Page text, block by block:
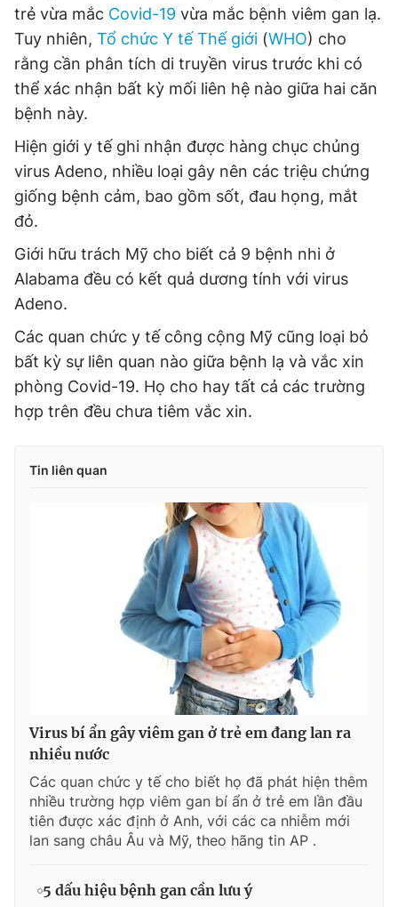
trẻ vừa mắc Covid-19 vừa mắc bệnh viêm gan lạ.
Tuy nhiên, Tổ chức Y tế Thế giới (WHO) cho
rằng cần phân tích di truyền virus trước khi có
thể xác nhận bất kỳ mối liên hệ nào giữa hai căn
bệnh này.
Hiện giới y tế ghi nhận được hàng chục chủng
virus Adeno, nhiều loại gây nên các triệu chứng
giống bệnh cảm, bao gồm sốt, đau họng, mắt
đỏ.
Giới hữu trách Mỹ cho biết cả 9 bệnh nhi ở
Alabama đều có kết quả dương tính với virus
Adeno.
Các quan chức y tế công cộng Mỹ cũng loại bỏ
bất kỳ sự liên quan nào giữa bệnh lạ và vắc xin
phòng Covid-19. Họ cho hay tất cả các trường
hợp trên đều chưa tiêm vắc xin.
Tin liên quan
Virus bí ẩn gây viêm gan ở trẻ em đang lan ra
nhiều nước
Các quan chức y tế cho biết họ đã phát hiện thêm
nhiều trường hợp viêm gan bí ẩn ở trẻ em lần đầu
tiên được xác định ở Anh, với các ca nhiễm mới
lan sang châu Âu và Mỹ, theo hãng tin AP .
5 dấu hiệu bệnh gan cần lưu ý